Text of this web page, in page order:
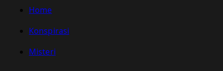
Home
Konspirasi
Misteri